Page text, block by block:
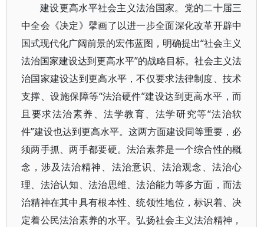
建设更高水平社会主义法治国家。党的二十届三
中全会《决定》擘画了以进一步全面深化改革开辟中
国式现代化广阔前景的宏伟蓝图，明确提出“社会主义
法治国家建设达到更高水平”的战略目标。社会主义法
治国家建设达到更高水平，不仅要求法律制度、技术
支撑、设施保障等“法治硬件”建设达到更高水平，而
且要求法治素养、法学教育、法学研究等“法治软
件”建设也达到更高水平。这两方面建设同等重要，必
须两手抓、两手都要硬。法治素养是一个综合性的概
念，涉及法治精神、法治意识、法治观念、法治心
理、法治认知、法治思维、法治能力等多方面，而法
治精神在其中具有根本性、统领性地位，标识着、决
定着公民法治素养的水平。弘扬社会主义法治精神，